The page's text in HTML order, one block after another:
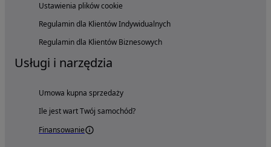
Ustawienia plików cookie
Regulamin dla Klientów Indywidualnych
Regulamin dla Klientów Biznesowych
Usługi i narzędzia
Umowa kupna sprzedaży
Ile jest wart Twój samochód?
Finansowanie